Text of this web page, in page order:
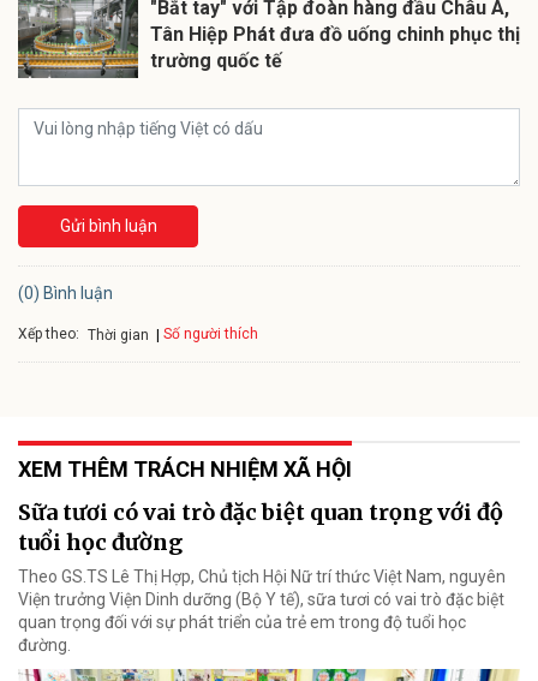
"Bắt tay" với Tập đoàn hàng đầu Châu Á,
Tân Hiệp Phát đưa đồ uống chinh phục thị
trường quốc tế
Gửi bình luận
(0) Bình luận
Xếp theo: Thời gian Số người thích
XEM THÊM TRÁCH NHIỆM XÃ HỘI
Sữa tươi có vai trò đặc biệt quan trọng với độ
tuổi học đường
Theo GS.TS Lê Thị Hợp, Chủ tịch Hội Nữ trí thức Việt Nam, nguyên
Viện trưởng Viện Dinh dưỡng (Bộ Y tế), sữa tươi có vai trò đặc biệt
quan trọng đối với sự phát triển của trẻ em trong độ tuổi học
đường.